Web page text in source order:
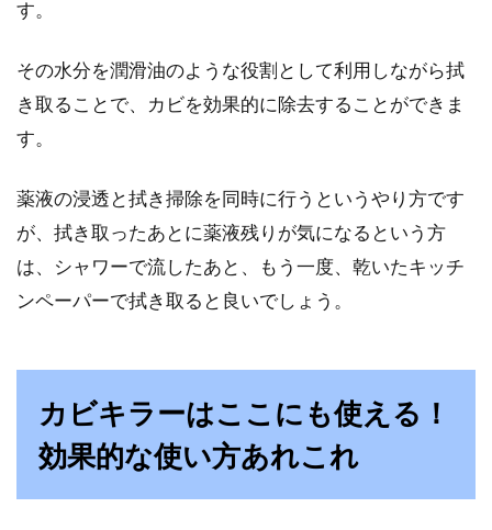
す。
その水分を潤滑油のような役割として利用しながら拭
き取ることで、カビを効果的に除去することができま
す。
薬液の浸透と拭き掃除を同時に行うというやり方です
が、拭き取ったあとに薬液残りが気になるという方
は、シャワーで流したあと、もう一度、乾いたキッチ
ンペーパーで拭き取ると良いでしょう。
カビキラーはここにも使える！
効果的な使い方あれこれ